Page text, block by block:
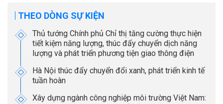
THEO DÒNG SỰ KIỆN
Thủ tướng Chính phủ Chỉ thị tăng cường thực hiện
tiết kiệm năng lượng, thúc đẩy chuyển dịch năng
lượng và phát triển phương tiện giao thông điện
Hà Nội thúc đẩy chuyển đổi xanh, phát triển kinh tế
tuần hoàn
Xây dựng ngành công nghiệp môi trường Việt Nam: